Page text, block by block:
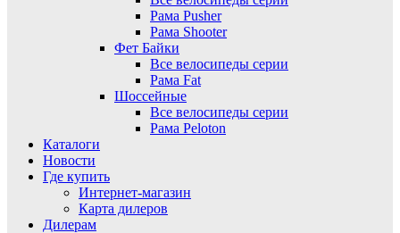
Рама Pusher
Рама Shooter
Фет Байки
Все велосипеды серии
Рама Fat
Шоссейные
Все велосипеды серии
Рама Peloton
Каталоги
Новости
Где купить
Интернет-магазин
Карта дилеров
Дилерам